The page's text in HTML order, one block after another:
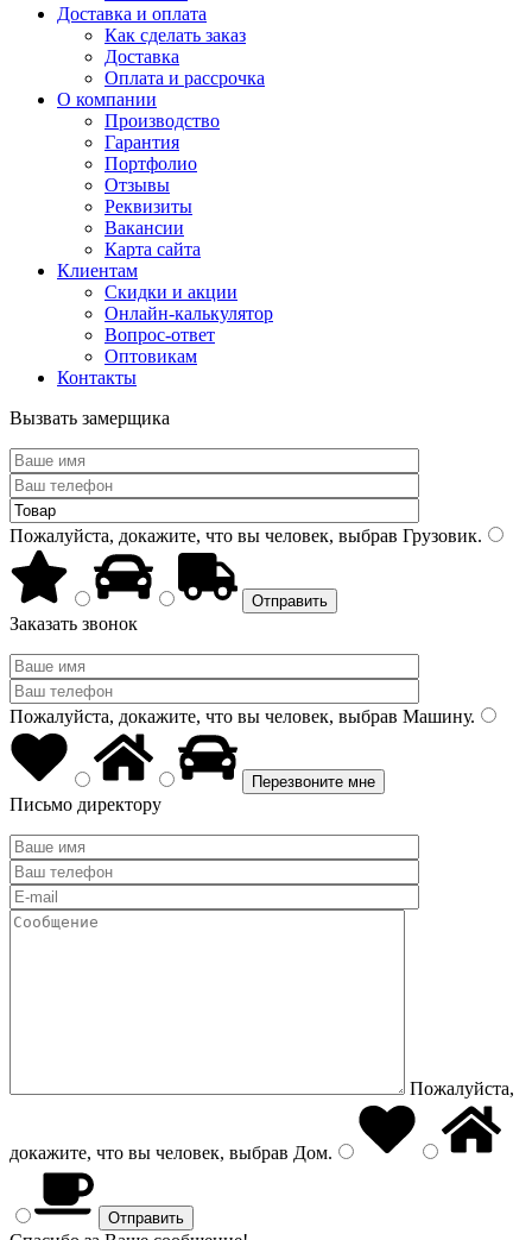
Доставка и оплата
Как сделать заказ
Доставка
Оплата и рассрочка
О компании
Производство
Гарантия
Портфолио
Отзывы
Реквизиты
Вакансии
Карта сайта
Клиентам
Скидки и акции
Онлайн-калькулятор
Вопрос-ответ
Оптовикам
Контакты
Вызвать замерщика
Пожалуйста, докажите, что вы человек, выбрав Грузовик.
Заказать звонок
Пожалуйста, докажите, что вы человек, выбрав Машину.
Письмо директору
Пожалуйста,
докажите, что вы человек, выбрав Дом.